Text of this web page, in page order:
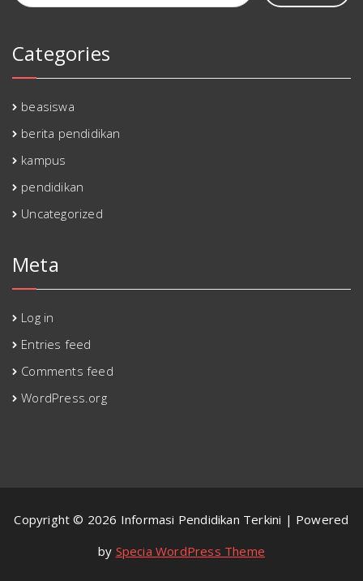
Categories
beasiswa
berita pendidikan
kampus
pendidikan
Uncategorized
Meta
Log in
Entries feed
Comments feed
WordPress.org
Copyright © 2026 Informasi Pendidikan Terkini | Powered
by Specia WordPress Theme